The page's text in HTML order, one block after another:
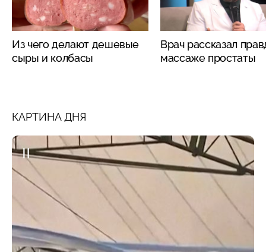
Из чего делают дешевые
сыры и колбасы
Врач рассказал
массаже простаты
КАРТИНА ДНЯ